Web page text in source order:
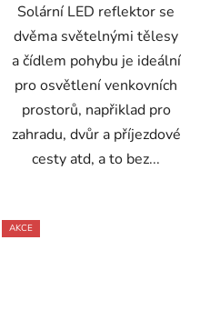
Solární LED reflektor se
dvěma světelnými tělesy
a čídlem pohybu je ideální
pro osvětlení venkovních
prostorů, napřiklad pro
zahradu, dvůr a příjezdové
cesty atd, a to bez...
AKCE